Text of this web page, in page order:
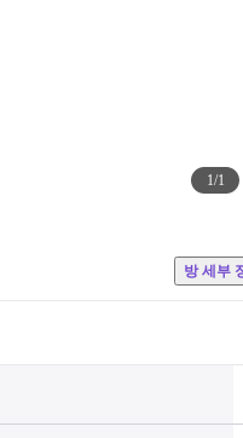
1/1
방 세부